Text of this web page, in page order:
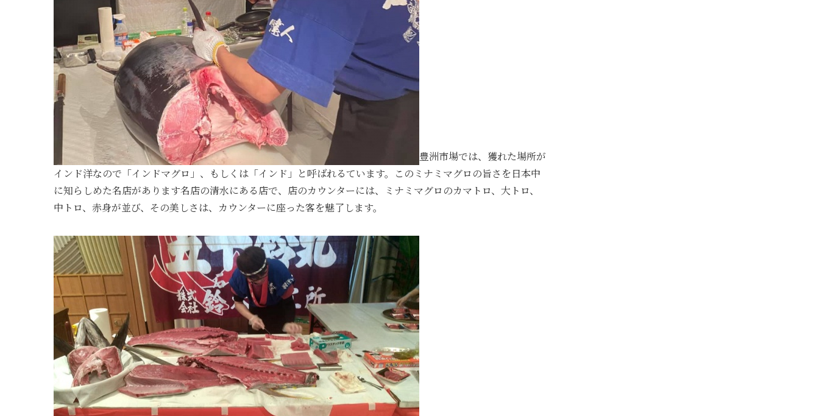
豊洲市場では、獲れた場所が
インド洋なので「インドマグロ」、もしくは「インド」と呼ばれるています。
このミナミマグロの旨さを日本中
に知らしめた名店があります名店の清水にある店で、店のカウンターには、ミナミマグロのカマトロ、大トロ、
中トロ、赤身が並び、その美しさは、カウンターに座った客を魅了します。